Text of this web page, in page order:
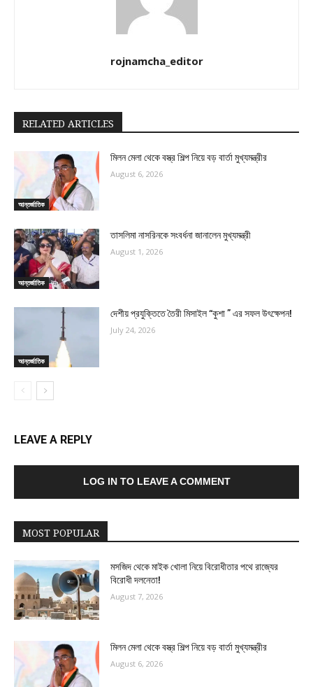
rojnamcha_editor
RELATED ARTICLES
আন্তর্জাতিক
মিলন মেলা থেকে বস্ত্র শিল্প নিয়ে বড় বার্তা মুখ্যমন্ত্রীর
August 6, 2026
আন্তর্জাতিক
তাসলিমা নাসরিনকে সংবর্ধনা জানালেন মুখ্যমন্ত্রী
August 1, 2026
আন্তর্জাতিক
দেশীয় প্রযুক্তিতে তৈরী মিসাইল “কুশা ” এর সফল উৎক্ষেপন!
July 24, 2026
LEAVE A REPLY
LOG IN TO LEAVE A COMMENT
MOST POPULAR
মসজিদ থেকে মাইক খোলা নিয়ে বিরোধীতার পথে রাজ্যের
বিরোধী দলনেতা!
August 7, 2026
মিলন মেলা থেকে বস্ত্র শিল্প নিয়ে বড় বার্তা মুখ্যমন্ত্রীর
August 6, 2026